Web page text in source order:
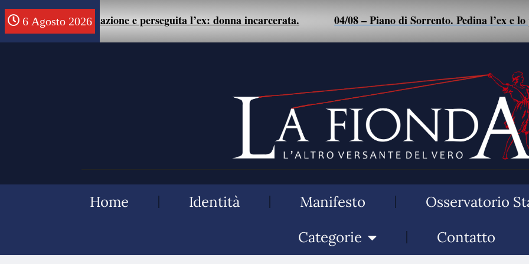
6 Agosto 2026
relazione e perseguita l’ex: donna incarcerata. 04/08 – Piano di Sorrento. Pedina l’ex e lo picchia:
Home Identità Manifesto Osservatorio
Categorie
Contatto